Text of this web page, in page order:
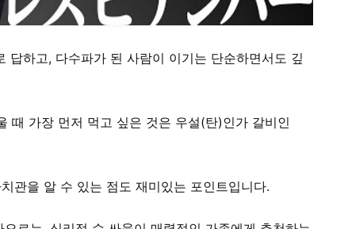
하고, 다수파가 된 사람이 이기는 단순하면서도 깊
때 가장 먼저 먹고 싶은 것은 우설(탄)인가 갈비인
관을 알 수 있는 점도 재미있는 포인트입니다.